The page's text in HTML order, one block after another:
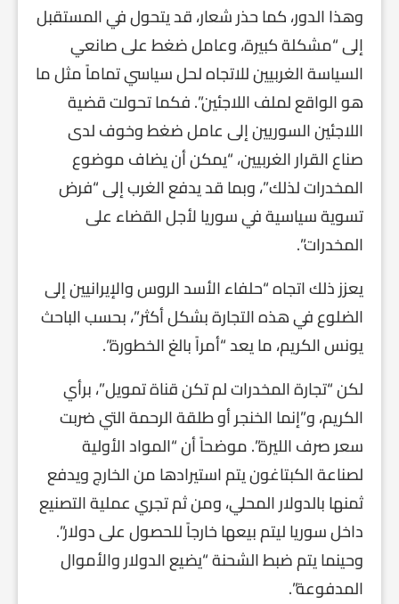
وهذا الدور، كما حذر شعار، قد يتحول في المستقبل
إلى “مشكلة كبيرة، وعامل ضغط على صانعي
السياسة الغربيين للاتجاه لحل سياسي تماماً مثل ما
هو الواقع لملف اللاجئين”. فكما تحولت قضية
اللاجئين السوريين إلى عامل ضغط وخوف لدى
صناع القرار الغربيين، “يمكن أن يضاف موضوع
المخدرات لذلك”، وبما قد يدفع الغرب إلى “فرض
تسوية سياسية في سوريا لأجل القضاء على
المخدرات”.
يعزز ذلك اتجاه “حلفاء الأسد الروس والإيرانيين إلى
الضلوع في هذه التجارة بشكل أكثر”، بحسب الباحث
يونس الكريم، ما يعد “أمراً بالغ الخطورة”.
لكن “تجارة المخدرات لم تكن قناة تمويل”، برأي
الكريم، و”إنما الخنجر أو طلقة الرحمة التي ضربت
سعر صرف الليرة”. موضحاً أن “المواد الأولية
لصناعة الكبتاغون يتم استيرادها من الخارج ويدفع
ثمنها بالدولار المحلي، ومن ثم تجري عملية التصنيع
داخل سوريا ليتم بيعها خارجاً للحصول على دولار”.
وحينما يتم ضبط الشحنة “يضيع الدولار والأموال
المدفوعة”.